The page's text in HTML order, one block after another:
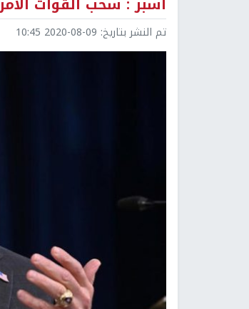
تم النشر بتاريخ: 2020-08-09 10:45